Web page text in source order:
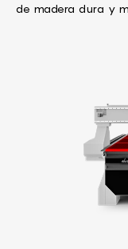
de madera dura y